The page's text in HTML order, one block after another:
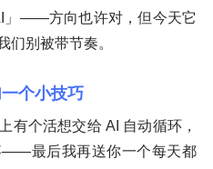
」——方向也许对，但今天它
们别被带节奏。
个小技巧
有个活想交给 AI 自动循环，
——最后我再送你一个每天都